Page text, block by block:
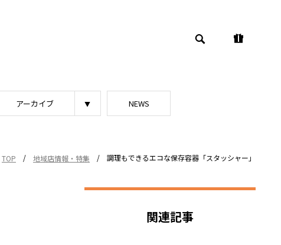
アーカイブ NEWS
TOP / 地域店情報・特集 /
調理もできるエコな保存容器「スタッシャー」
関連記事